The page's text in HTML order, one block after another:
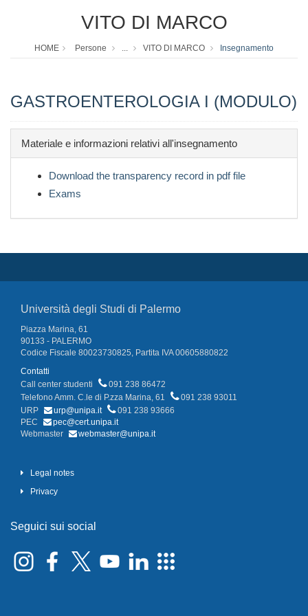
VITO DI MARCO
HOME Persone ... VITO DI MARCO Insegnamento
GASTROENTEROLOGIA I (MODULO)
Materiale e informazioni relativi all'insegnamento
Download the transparency record in pdf file
Exams
Università degli Studi di Palermo
Piazza Marina, 61
90133 - PALERMO
Codice Fiscale 80023730825, Partita IVA 00605880822
Contatti
Call center studenti
091 238 86472
Telefono Amm. C.le di P.zza Marina, 61
091 238 93011
URP
urp@unipa.it
091 238 93666
PEC
pec@cert.unipa.it
Webmaster
webmaster@unipa.it
Legal notes
Privacy
Seguici sui social